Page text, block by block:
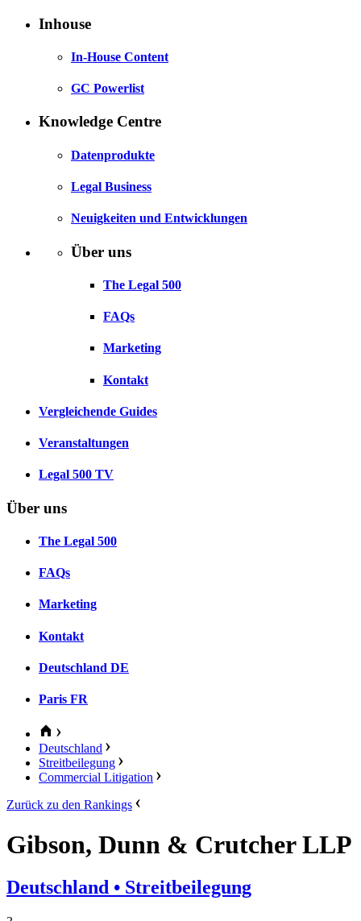
Inhouse
In-House Content
GC Powerlist
Knowledge Centre
Datenprodukte
Legal Business
Neuigkeiten und Entwicklungen
Über uns
The Legal 500
FAQs
Marketing
Kontakt
Vergleichende Guides
Veranstaltungen
Legal 500 TV
Über uns
The Legal 500
FAQs
Marketing
Kontakt
Deutschland DE
Paris FR
Deutschland
Streitbeilegung
Commercial Litigation
Zurück zu den Rankings
Gibson, Dunn & Crutcher LLP
Deutschland • Streitbeilegung